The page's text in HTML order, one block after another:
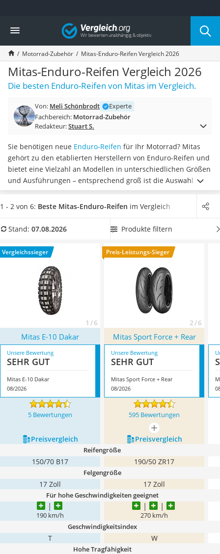
Die beliebtesten Vergleiche nach Kategorie
Auto & Motor
Fahrradträger-Anhängerkupplung (4 Fahrräder)
Fahrradträger
Fahrradträger (Anhängerkupplung)
Fahrradträger 3 Fahrräder
Benzinkanister (20 l)
Fahrradträger E-Bike
Benzinkanister
Wagenheber 3t
AGM-Batterie Wohnmobil
Thule-Fahrradträger
FM-Transmitter
Sommerreifen 205/55 R16
Autobatterie-Ladegerät
Alkoholtester
Wagenheber
Rostumwandler
Vergleich
Motorrad-Zubehör Mitas-Enduro-Reifen Vergleich 2026
Mitas-Enduro-Reifen Vergleich 2026
Die besten Enduro-Reifen von Mitas im Vergleich.
Von: Meli Schönbrodt
Experte
Fachbereich: Motorrad-Zubehör
Redakteur:Stuart S.
Sie benötigen neue Enduro-Reifen für Ihr Motorrad? Mitas
gehört zu den etablierten Herstellern von Enduro-Reifen und
bietet eine Vielzahl an Modellen in unterschiedlichen Größen
und Ausführungen – entsprechend groß ist die Auswahl. Laut
gängigen Tests im Internet ist es besonders wichtig,auf die
maximal zugelassene Höchstgeschwindigkeitzu achten.
zulässig. Wählen Sie jetzt aus unserer Vergleichstabelle
Sie Reifen erhalten, die stark belastet werden können.
Überzeugt hat uns hier im August 2026 besonders das
Mitas E-10 Dakar mit seinen Eigenschaften.
1 - 2 von 6: Beste Mitas-Enduro-Reifen im Vergleich
Stand: 07.08.2026 Produkte filtern
Vergleichssieger
1 / 6
Preis-Leistungs-Sieger
2 / 6
Mitas E-10 Dakar Mitas ‎Sport Force + Rear
Unsere Bewertung
SEHR GUT
Mitas E-10 Dakar
08/2026
Unsere Bewertung
SEHR GUT
Mitas ‎Sport Force + Rear
08/2026
5 Bewertungen 595 Bewertungen
mehr anzeigen
Preis­vergleich
Preis­vergleich
Reifengröße
150/70 B17 190/50 ZR17
Felgengröße
17 Zoll 17 Zoll
Für hohe Geschwindigkeiten geeignet
190 km/h 270 km/h
Geschwindigkeitsindex
T W
Hohe Tragfähigkeit